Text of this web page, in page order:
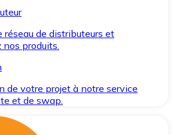
réseau de distributeurs et
produits.
de votre projet à notre service
et de swap.